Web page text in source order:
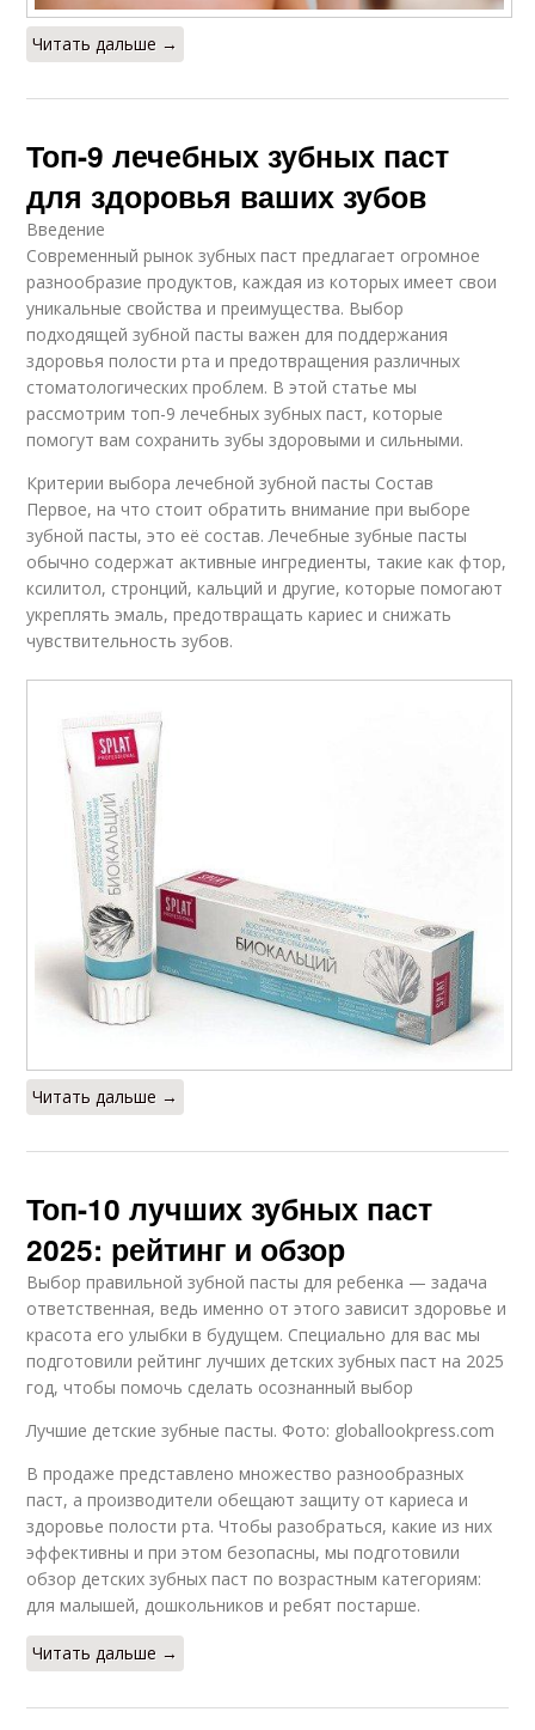
Читать дальше →
Топ-9 лечебных зубных паст
для здоровья ваших зубов
Введение
Современный рынок зубных паст предлагает огромное
разнообразие продуктов, каждая из которых имеет свои
уникальные свойства и преимущества. Выбор
подходящей зубной пасты важен для поддержания
здоровья полости рта и предотвращения различных
стоматологических проблем. В этой статье мы
рассмотрим топ-9 лечебных зубных паст, которые
помогут вам сохранить зубы здоровыми и сильными.
Критерии выбора лечебной зубной пасты Состав
Первое, на что стоит обратить внимание при выборе
зубной пасты, это её состав. Лечебные зубные пасты
обычно содержат активные ингредиенты, такие как фтор,
ксилитол, стронций, кальций и другие, которые помогают
укреплять эмаль, предотвращать кариес и снижать
чувствительность зубов.
Читать дальше →
Топ-10 лучших зубных паст
2025: рейтинг и обзор
Выбор правильной зубной пасты для ребенка — задача
ответственная, ведь именно от этого зависит здоровье и
красота его улыбки в будущем. Специально для вас мы
подготовили рейтинг лучших детских зубных паст на 2025
год, чтобы помочь сделать осознанный выбор
Лучшие детские зубные пасты. Фото: globallookpress.com
В продаже представлено множество разнообразных
паст, а производители обещают защиту от кариеса и
здоровье полости рта. Чтобы разобраться, какие из них
эффективны и при этом безопасны, мы подготовили
обзор детских зубных паст по возрастным категориям:
для малышей, дошкольников и ребят постарше.
Читать дальше →